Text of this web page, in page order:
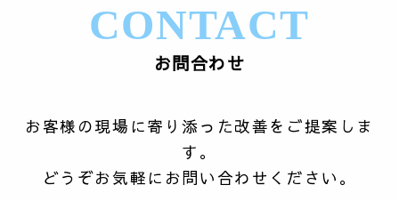
CONTACT
お問合わせ
お客様の現場に寄り添った改善をご提案しま
す。
どうぞお気軽にお問い合わせください。